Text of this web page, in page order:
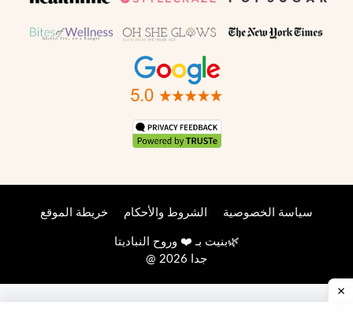
خريطة الموقع الشروط والأحكام سياسة الخصوصية
بنيت بـ ❤️ وروح النباديتا
🌿
@ 2026 جدا